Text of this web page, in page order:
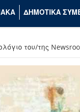
ΔΗΜΟΤΙΚΑ
του/της